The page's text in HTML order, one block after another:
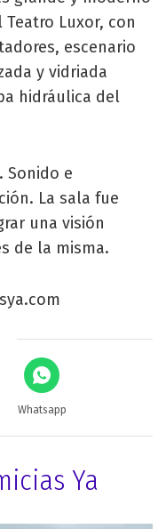
Luxor, con
escenario
y vidriada
hidráulica del
Sonido e
La sala fue
una visión
de la misma.
Whatsapp
Ya